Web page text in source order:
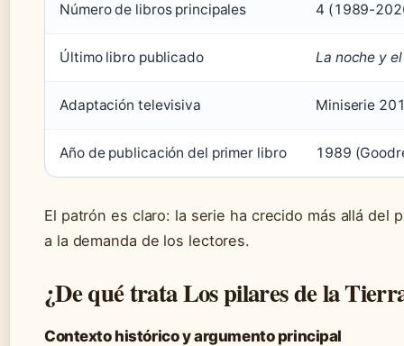
Número de libros principales 4 (1989-
Último libro publicado La noche y
Adaptación televisiva Miniserie
Año de publicación del primer libro 1989
El patrón es claro: la serie ha crecido más allá del
a la demanda de los lectores.
¿De qué trata Los pilares de la
Contexto histórico y argumento principal